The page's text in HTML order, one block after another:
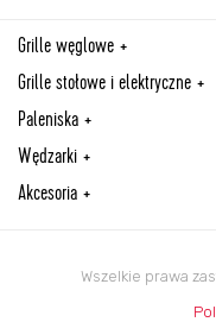
Grille węglowe
Grille stołowe i elektryczne
Paleniska
Wędzarki
Akcesoria
Wszelkie prawa